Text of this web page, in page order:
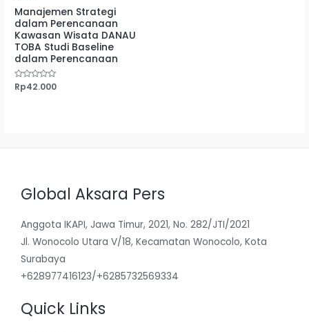
Manajemen Strategi
dalam Perencanaan
Kawasan Wisata DANAU
TOBA Studi Baseline
dalam Perencanaan
Dinilai
Rp42.000
Global Aksara Pers
Anggota IKAPI, Jawa Timur, 2021, No. 282/JTI/2021
Jl. Wonocolo Utara V/18, Kecamatan Wonocolo, Kota
Surabaya
+628977416123/+6285732569334
Quick Links